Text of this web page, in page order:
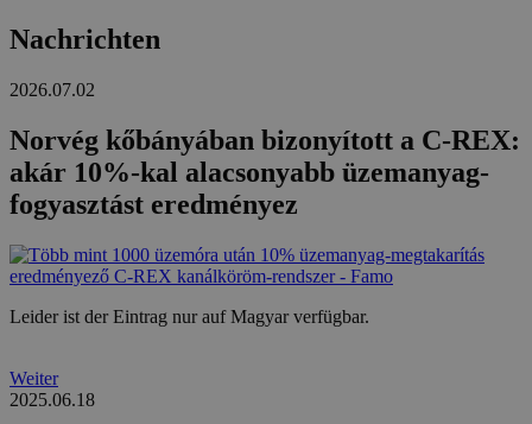
Nachrichten
2026.07.02
Norvég kőbányában bizonyított a C-REX:
akár 10%-kal alacsonyabb üzemanyag-
fogyasztást eredményez
Leider ist der Eintrag nur auf Magyar verfügbar.
Weiter
2025.06.18